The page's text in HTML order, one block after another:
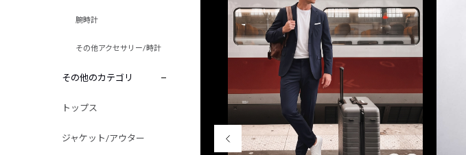
腕時計
その他アクセサリー/時計
その他のカテゴリ
トップス
ジャケット/アウター